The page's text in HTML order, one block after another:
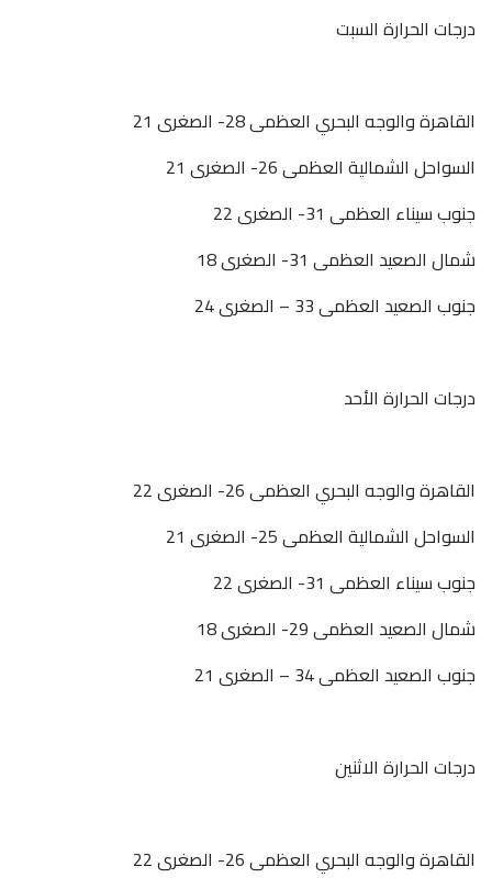
درجات الحرارة السبت
القاهرة والوجه البحري العظمى 28- الصغرى 21
السواحل الشمالية العظمى 26- الصغرى 21
جنوب سيناء العظمى 31- الصغرى 22
شمال الصعيد العظمى 31- الصغرى 18
جنوب الصعيد العظمى 33 – الصغرى 24
درجات الحرارة الأحد
القاهرة والوجه البحري العظمى 26- الصغرى 22
السواحل الشمالية العظمى 25- الصغرى 21
جنوب سيناء العظمى 31- الصغرى 22
شمال الصعيد العظمى 29- الصغرى 18
جنوب الصعيد العظمى 34 – الصغرى 21
درجات الحرارة الاثنين
القاهرة والوجه البحري العظمى 26- الصغرى 22